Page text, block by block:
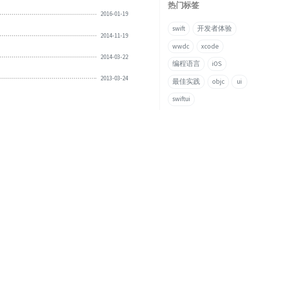
2016-01-19
2014-11-19
2014-03-22
2013-03-24
热门标签
swift 开发者体验
wwdc xcode
编程语言 iOS
最佳实践 objc ui
swiftui